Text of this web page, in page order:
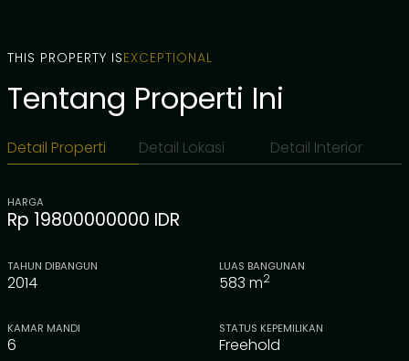
THIS PROPERTY ISEXCEPTIONAL
Tentang Properti Ini
Detail Properti Detail Lokasi Detail Interior
HARGA
Rp 19800000000 IDR
TAHUN DIBANGUN
2014
LUAS BANGUNAN
583 m2
KAMAR MANDI
6
STATUS KEPEMILIKAN
Freehold